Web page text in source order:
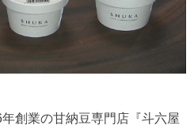
創業の甘納豆専門店『斗六屋